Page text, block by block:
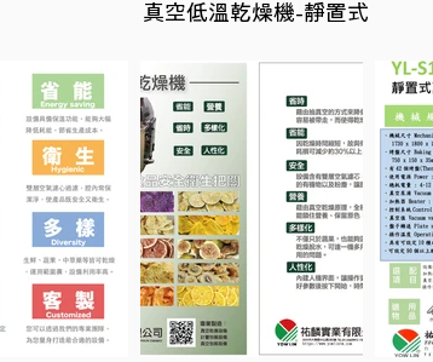
真空低溫乾燥機-靜置式